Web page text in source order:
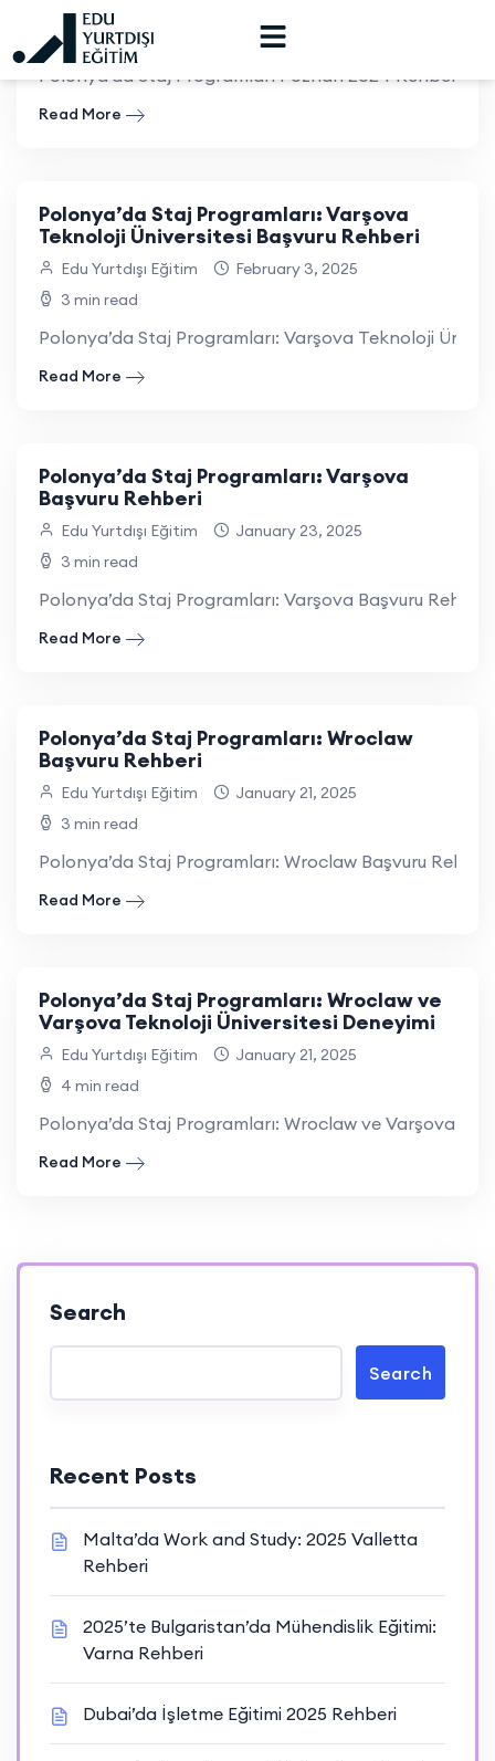
7 min read
Polonya’da Staj Programları Poznan 2024 Rehberi
Read More
Polonya’da Staj Programları: Varşova
Teknoloji Üniversitesi Başvuru Rehberi
Edu Yurtdışı Eğitim
February 3, 2025
3 min read
Polonya’da Staj Programları: Varşova Teknoloji
Read More
Polonya’da Staj Programları: Varşova
Başvuru Rehberi
Edu Yurtdışı Eğitim
January 23, 2025
3 min read
Polonya’da Staj Programları: Varşova Başvuru
Read More
Polonya’da Staj Programları: Wroclaw
Başvuru Rehberi
Edu Yurtdışı Eğitim
January 21, 2025
3 min read
Polonya’da Staj Programları: Wroclaw Başvuru
Read More
Polonya’da Staj Programları: Wroclaw ve
Varşova Teknoloji Üniversitesi Deneyimi
Edu Yurtdışı Eğitim
January 21, 2025
4 min read
Polonya’da Staj Programları: Wroclaw ve Varşova
Read More
Search
Search
Recent Posts
Malta’da Work and Study: 2025 Valletta
Rehberi
2025’te Bulgaristan’da Mühendislik Eğitimi:
Varna Rehberi
Dubai’da İşletme Eğitimi 2025 Rehberi